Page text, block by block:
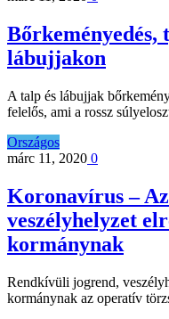
Bőrkeményedés,
lábujjakon
A talp és lábujjak
felelős, ami a rossz
Országos
márc 11, 2020 0
Koronavírus –
veszélyhelyzet
kormánynak
Rendkívüli jogrend,
kormánynak az operatív